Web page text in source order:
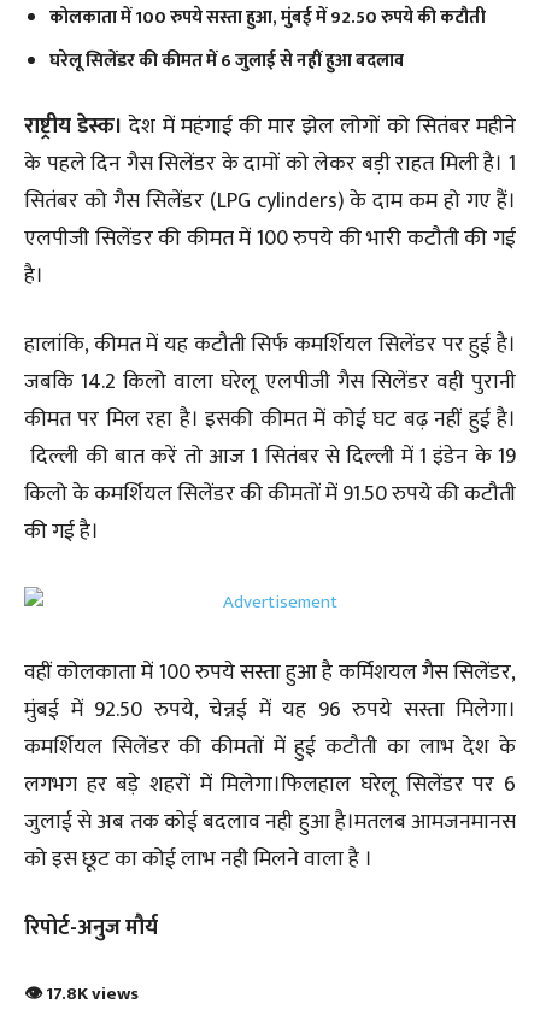
कोलकाता में 100 रुपये सस्ता हुआ, मुंबई में 92.50 रुपये की कटौती
घरेलू सिलेंडर की कीमत में 6 जुलाई से नहीं हुआ बदलाव
राष्ट्रीय डेस्क।देश में महंगाई की मार झेल लोगों को सितंबर महीने
के पहले दिन गैस सिलेंडर के दामों को लेकर बड़ी राहत मिली है। 1
सितंबर को गैस सिलेंडर (LPG cylinders) के दाम कम हो गए हैं।
एलपीजी सिलेंडर की कीमत में 100 रुपये की भारी कटौती की गई
है।
हालांकि, कीमत में यह कटौती सिर्फ कमर्शियल सिलेंडर पर हुई है।
जबकि 14.2 किलो वाला घरेलू एलपीजी गैस सिलेंडर वही पुरानी
कीमत पर मिल रहा है। इसकी कीमत में कोई घट बढ़ नहीं हुई है।
दिल्ली की बात करें तो आज 1 सितंबर से दिल्ली में 1 इंडेन के 19
किलो के कमर्शियल सिलेंडर की कीमतों में 91.50 रुपये की कटौती
की गई है।
वहीं कोलकाता में 100 रुपये सस्ता हुआ है कर्मिशयल गैस सिलेंडर,
मुंबई में 92.50 रुपये, चेन्नई में यह 96 रुपये सस्ता मिलेगा।
कमर्शियल सिलेंडर की कीमतों में हुई कटौती का लाभ देश के
लगभग हर बड़े शहरों में मिलेगा।फिलहाल घरेलू सिलेंडर पर 6
जुलाई से अब तक कोई बदलाव नही हुआ है।मतलब आमजनमानस
को इस छूट का कोई लाभ नही मिलने वाला है ।
रिपोर्ट-अनुज मौर्य
👁 17.8K views